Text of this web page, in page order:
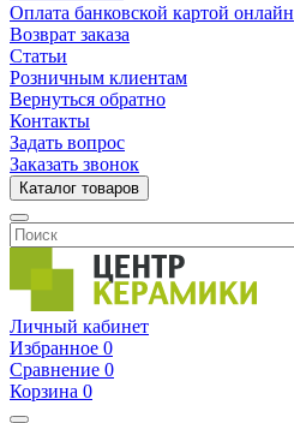
Оплата банковской картой онлайн
Возврат заказа
Статьи
Розничным клиентам
Вернуться обратно
Контакты
Задать вопрос
Заказать звонок
Каталог товаров
Личный кабинет
Избранное 0
Сравнение 0
Корзина 0